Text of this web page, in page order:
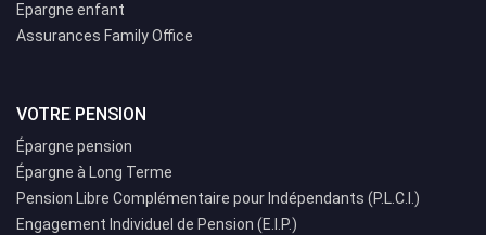
Epargne enfant
Assurances Family Office
VOTRE PENSION
Épargne pension
Épargne à Long Terme
Pension Libre Complémentaire pour Indépendants (P.L.C.I.)
Engagement Individuel de Pension (E.I.P.)